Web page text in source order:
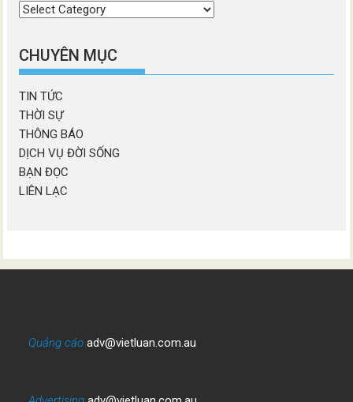
Chọn
mục
CHUYÊN MỤC
TIN TỨC
THỜI SỰ
THÔNG BÁO
DỊCH VỤ ĐỜI SỐNG
BẠN ĐỌC
LIÊN LẠC
Quảng cáo adv@vietluan.com.au